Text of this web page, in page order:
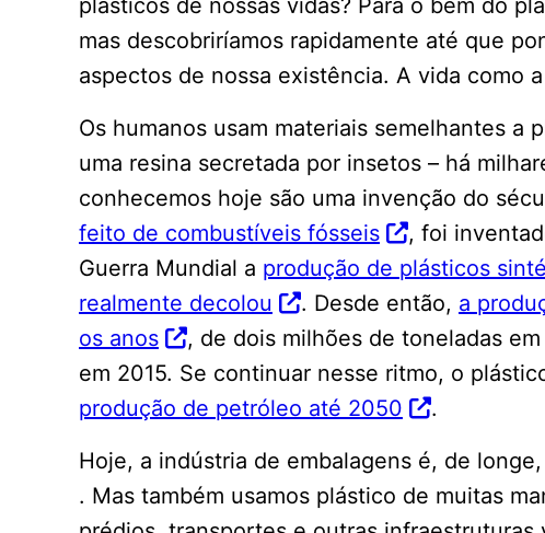
plásticos de nossas vidas? Para o bem do
mas descobriríamos rapidamente até que
aspectos de nossa existência. A vida como
Os humanos usam materiais semelhantes a
uma resina secretada por insetos – há
conhecemos hoje são uma invenção do
feito de combustíveis fósseis
, foi
Guerra Mundial a produção de plásticos
realmente decolou
. Desde então, a
os anos
, de dois milhões de toneladas
em 2015. Se continuar nesse ritmo, o
produção de petróleo até 2050
.
Hoje, a indústria de embalagens é, de longe,
. Mas também usamos plástico de muitas